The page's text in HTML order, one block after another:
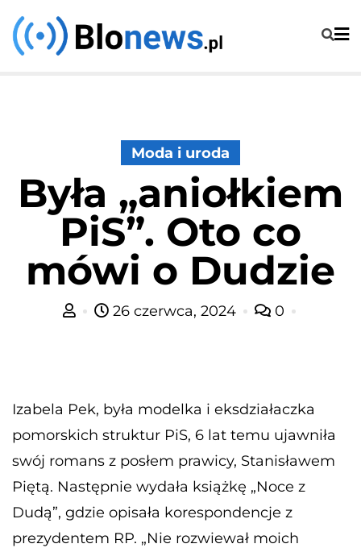
Skip
to
Moda i uroda
Była „aniołkiem
PiS”. Oto co
mówi o Dudzie
26 czerwca, 2024 0
Izabela Pek, była modelka i eksdziałaczka
pomorskich struktur PiS, 6 lat temu ujawniła
swój romans z posłem prawicy, Stanisławem
Piętą. Następnie wydała książkę „Noce z
Dudą”, gdzie opisała korespondencje z
prezydentem RP. „Nie rozwiewał moich